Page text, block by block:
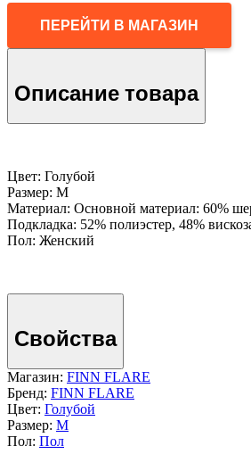
ПЕРЕЙТИ В МАГАЗИН
Описание товара
Цвет: Голубой
Размер: M
Материал: Основной материал: 60%
Подкладка: 52% полиэстер, 48%
Пол: Женский
Свойства
Магазин: FINN FLARE
Бренд: FINN FLARE
Цвет: Голубой
Размер: M
Пол: Пол